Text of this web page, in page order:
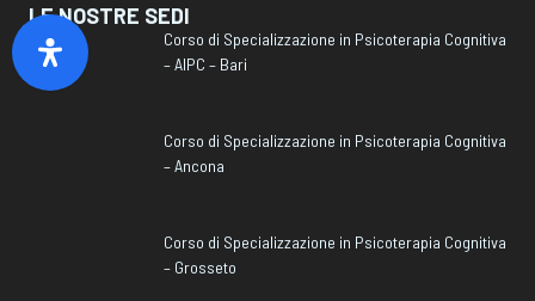
LE NOSTRE SEDI
Corso di Specializzazione in Psicoterapia Cognitiva
– AIPC – Bari
Corso di Specializzazione in Psicoterapia Cognitiva
– Ancona
Corso di Specializzazione in Psicoterapia Cognitiva
– Grosseto